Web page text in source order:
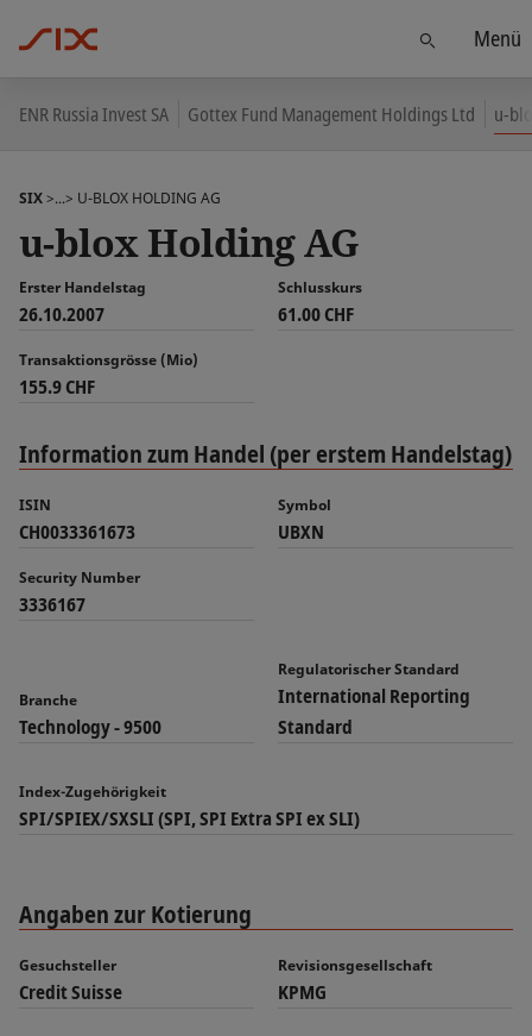
FindenMenü
ENR Russia Invest SA Gottex Fund Management Holdings Ltd u-
SIX>...> U-BLOX HOLDING AG
u-blox Holding AG
Erster Handelstag
26.10.2007
Schlusskurs
61.00 CHF
Transaktionsgrösse (Mio)
155.9 CHF
Information zum Handel (per erstem Handelstag)
ISIN
CH0033361673
Symbol
UBXN
Security Number
3336167
Branche
Technology - 9500
Regulatorischer Standard
International Reporting
Standard
Index-Zugehörigkeit
SPI/SPIEX/SXSLI (SPI, SPI Extra SPI ex SLI)
Angaben zur Kotierung
Gesuchsteller
Credit Suisse
Revisionsgesellschaft
KPMG